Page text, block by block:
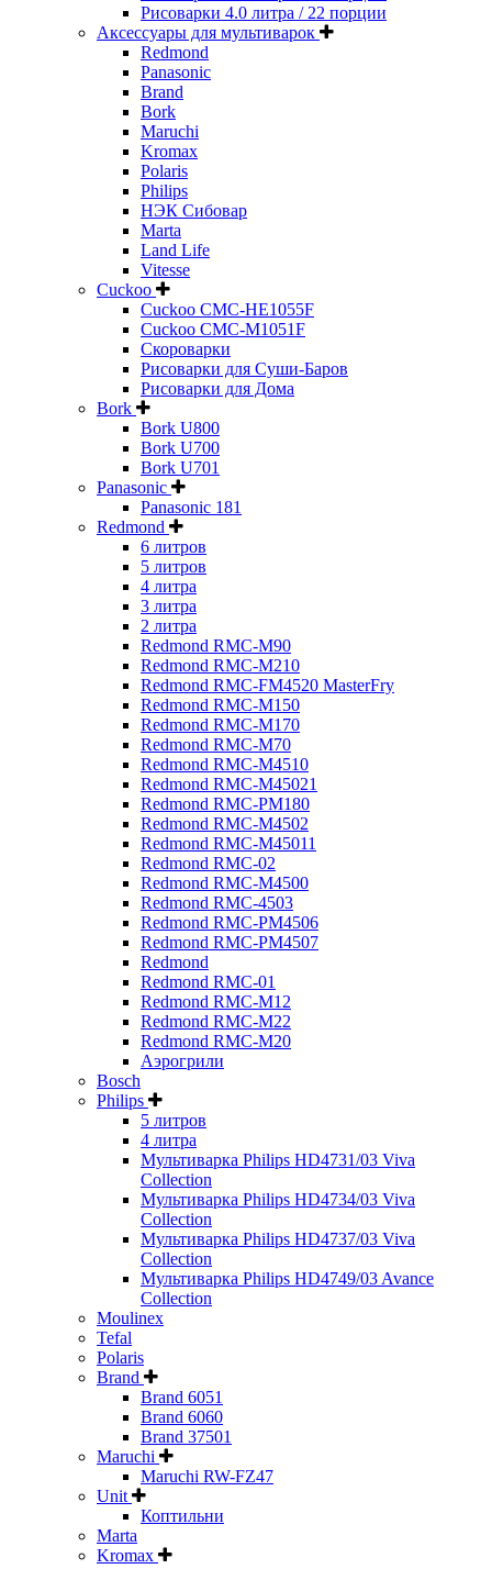
Рисоварки 4.0 литра / 22 порции
Аксессуары для мультиварок
Redmond
Panasonic
Brand
Bork
Maruchi
Kromax
Polaris
Philips
НЭК Сибовар
Marta
Land Life
Vitesse
Cuckoo
Cuckoo CMC-HE1055F
Cuckoo CMC-M1051F
Скороварки
Рисоварки для Суши-Баров
Рисоварки для Дома
Bork
Bork U800
Bork U700
Bork U701
Panasonic
Panasonic 181
Redmond
6 литров
5 литров
4 литра
3 литра
2 литра
Redmond RMC-M90
Redmond RMC-M210
Redmond RMC-FM4520 MasterFry
Redmond RMC-M150
Redmond RMC-M170
Redmond RMC-M70
Redmond RMC-M4510
Redmond RMC-M45021
Redmond RMC-PM180
Redmond RMC-M4502
Redmond RMC-M45011
Redmond RMC-02
Redmond RMC-M4500
Redmond RMC-4503
Redmond RMC-PM4506
Redmond RMC-PM4507
Redmond
Redmond RMC-01
Redmond RMC-M12
Redmond RMC-M22
Redmond RMC-M20
Аэрогрили
Bosch
Philips
5 литров
4 литра
Мультиварка Philips HD4731/03 Viva
Collection
Мультиварка Philips HD4734/03 Viva
Collection
Мультиварка Philips HD4737/03 Viva
Collection
Мультиварка Philips HD4749/03 Avance
Collection
Moulinex
Tefal
Polaris
Brand
Brand 6051
Brand 6060
Brand 37501
Maruchi
Maruchi RW-FZ47
Unit
Коптильни
Marta
Kromax